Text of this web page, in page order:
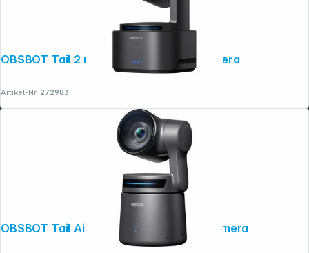
OBSBOT Tail 2 mit NDI 4K Konferenzkamera
Artikel-Nr.:272983
OBSBOT Tail Air mit NDI 4K Konferenzkamera